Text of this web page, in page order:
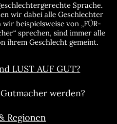
Sprache.
wir dabei alle Geschlechter
beispielsweise von „FÜR-
sprechen, sind immer alle
ihrem Geschlecht gemeint.
LUST AUF GUT?
werden?
Regionen